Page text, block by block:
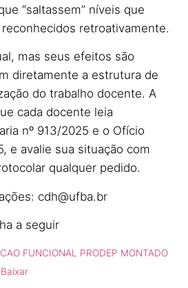
“saltassem” níveis que
retroativamente.
mas seus efeitos são
diretamente a estrutura de
do trabalho docente. A
cada docente leia
nº 913/2025 e o Ofício
e avalie sua situação com
qualquer pedido.
cdh@ufba.br
a seguir
FUNCIONAL PRODEP MONTADO
Baixar